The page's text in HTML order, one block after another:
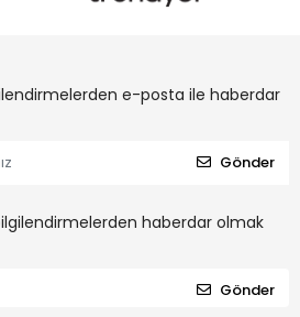
e-posta ile haberdar
Gönder
haberdar olmak
Gönder